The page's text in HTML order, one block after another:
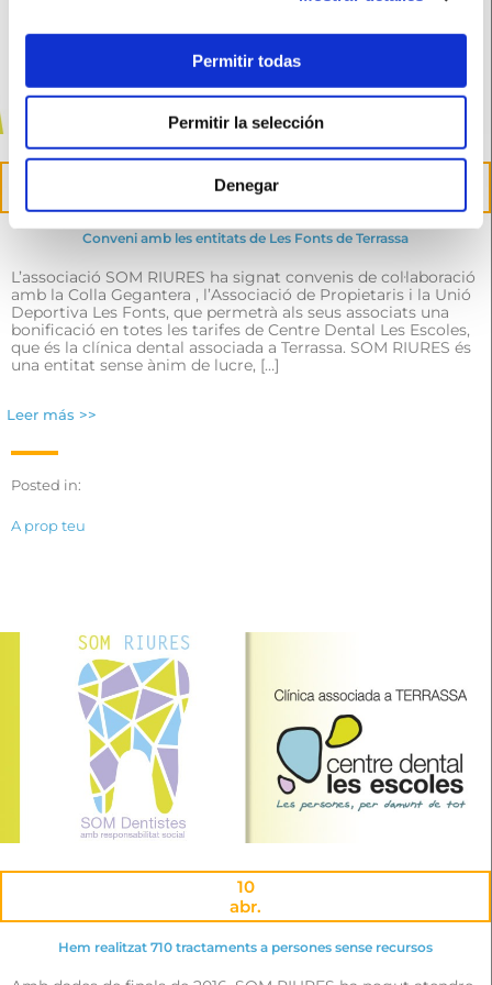
Permitir todas
Permitir la selección
Denegar
27
abr.
Conveni amb les entitats de Les Fonts de Terrassa
L’associació SOM RIURES ha signat convenis de col·laboració
amb la Colla Gegantera , l’Associació de Propietaris i la Unió
Deportiva Les Fonts, que permetrà als seus associats una
bonificació en totes les tarifes de Centre Dental Les Escoles,
que és la clínica dental associada a Terrassa. SOM RIURES és
una entitat sense ànim de lucre, […]
Leer más >>
Posted in:
A prop teu
10
abr.
Hem realitzat 710 tractaments a persones sense recursos